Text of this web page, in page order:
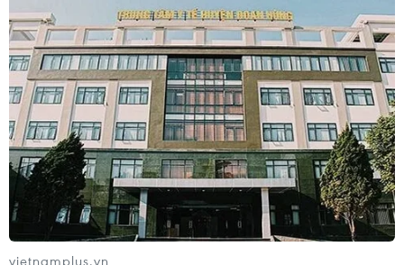
TIN CÙNG CHUYÊN MỤC
Thượng viện Mỹ thông qua luật ngân
sách tránh nguy cơ chính phủ đóng
cửa
08/08/2026 13:31
Thượng viện Mỹ thông qua dự luật
trừng phạt Nga
vietnamplus.vn